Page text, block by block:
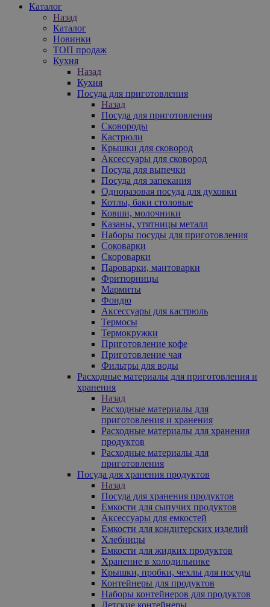
Каталог
Назад
Каталог
Новинки
ТОП продаж
Кухня
Назад
Кухня
Посуда для приготовления
Назад
Посуда для приготовления
Сковороды
Кастрюли
Крышки для сковород
Аксессуары для сковород
Посуда для выпечки
Посуда для запекания
Одноразовая посуда для духовки
Котлы, баки столовые
Ковши, молочники
Казаны, утятницы металл
Наборы посуды для приготовления
Соковарки
Скороварки
Пароварки, мантоварки
Фритюрницы
Мармиты
Фондю
Аксессуары для кастрюль
Термосы
Термокружки
Приготовление кофе
Приготовление чая
Фильтры для воды
Расходные материалы для приготовления и
хранения
Назад
Расходные материалы для
приготовления и хранения
Расходные материалы для хранения
продуктов
Расходные материалы для
приготовления
Посуда для хранения продуктов
Назад
Посуда для хранения продуктов
Емкости для сыпучих продуктов
Аксессуары для емкостей
Емкости для кондитерских изделий
Хлебницы
Емкости для жидких продуктов
Хранение в холодильнике
Крышки, пробки, чехлы для посуды
Контейнеры для продуктов
Наборы контейнеров для продуктов
Детские контейнеры